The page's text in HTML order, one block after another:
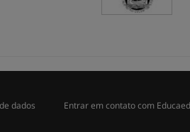
dados Entrar em contato com